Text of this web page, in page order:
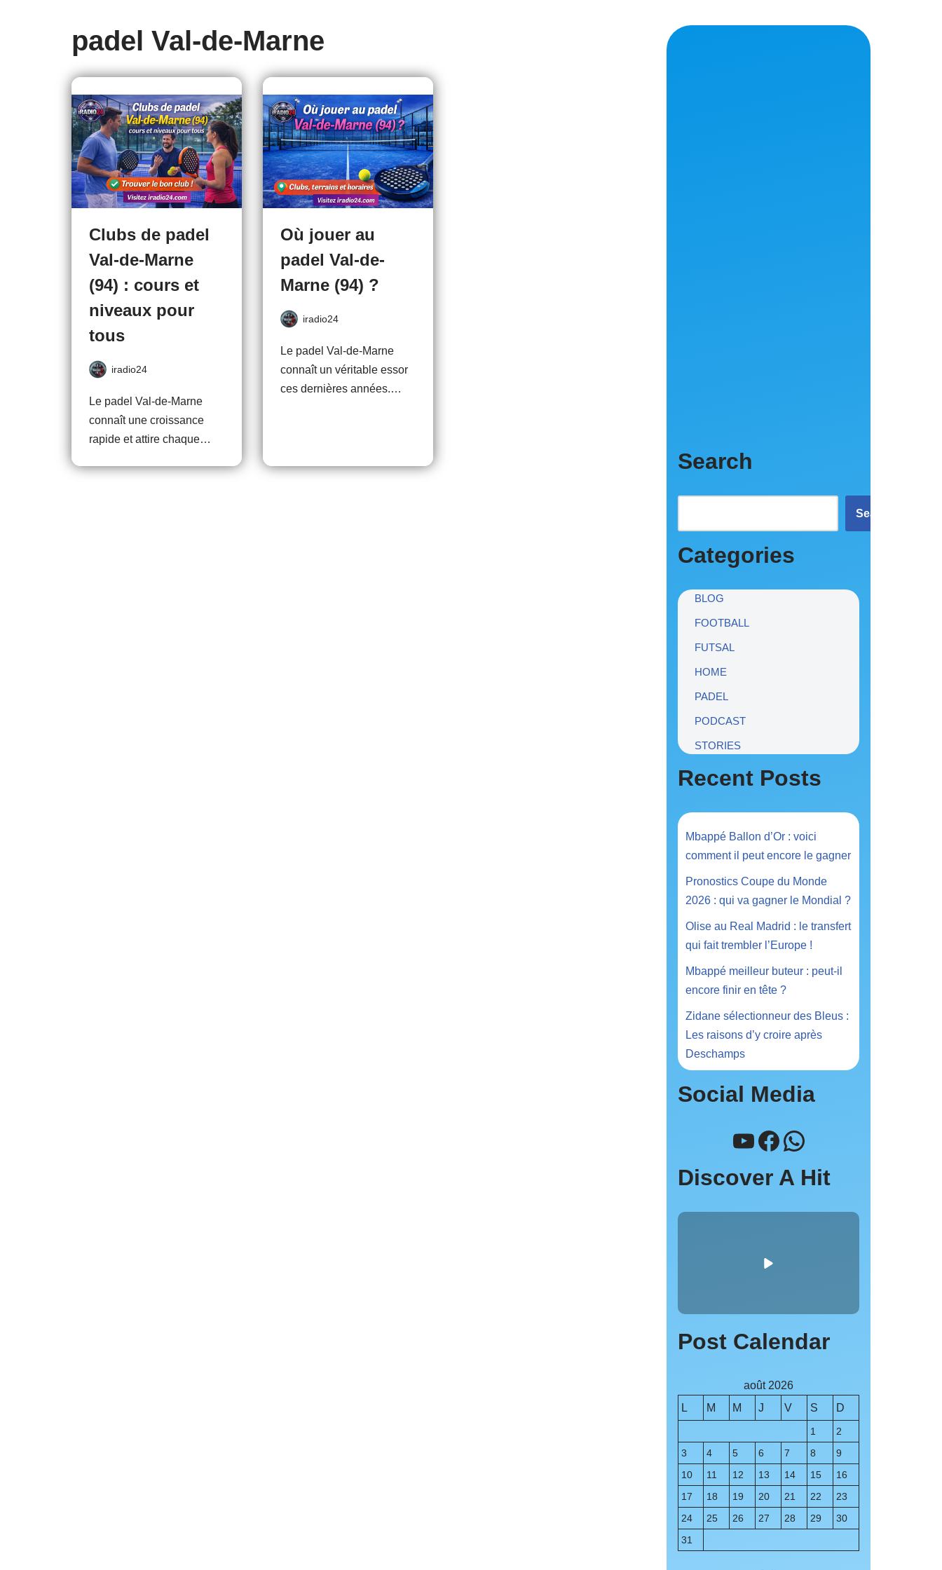
padel Val-de-Marne
Clubs de padel
Val-de-Marne
(94) : cours et
niveaux pour
tous
iradio24
Le padel Val-de-Marne
connaît une croissance
rapide et attire chaque…
Où jouer au
padel Val-de-
Marne (94) ?
iradio24
Le padel Val-de-Marne
connaît un véritable essor
ces dernières années.…
Search
Search
Categories
BLOG
FOOTBALL
FUTSAL
HOME
PADEL
PODCAST
STORIES
Recent Posts
Mbappé Ballon d’Or : voici
comment il peut encore le gagner
Pronostics Coupe du Monde
2026 : qui va gagner le Mondial ?
Olise au Real Madrid : le transfert
qui fait trembler l’Europe !
Mbappé meilleur buteur : peut-il
encore finir en tête ?
Zidane sélectionneur des Bleus :
Les raisons d’y croire après
Deschamps
Social Media
Discover A Hit
Post Calendar
août 2026
L
M M J V S D
1
2
3
4 5 6 7 8
9
10
11 12 13 14 15
16
17
18 19 20 21 22
23
24
25 26 27 28 29
30
31